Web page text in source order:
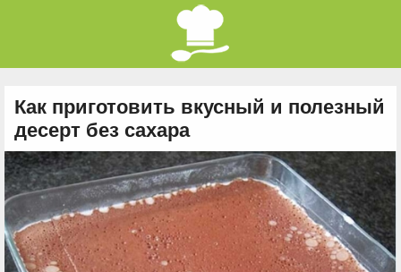
Как приготовить вкусный и полезный
десерт без сахара